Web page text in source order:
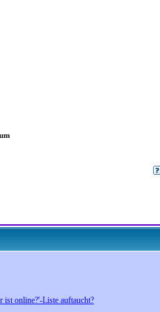
ist online?'-Liste auftaucht?